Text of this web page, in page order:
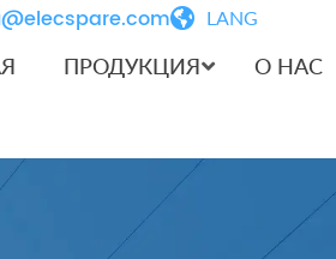
LANG
ПРОДУКЦИЯ О НАС